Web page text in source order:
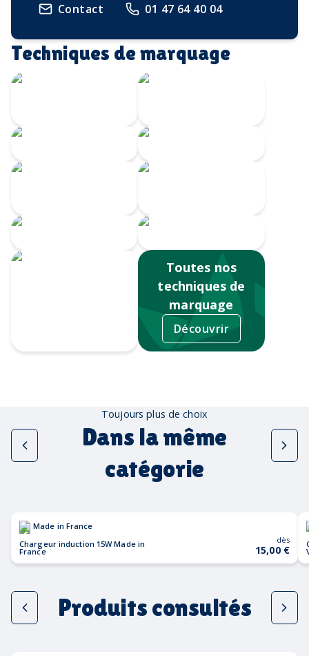
Contact 01 47 64 40 04
Techniques de marquage
Toutes nos
techniques de
marquage
Découvrir
Toujours plus de choix
Dans la même
catégorie
Made in France
Chargeur induction 15W Made in
France
dès
15,00 €
Produits consultés